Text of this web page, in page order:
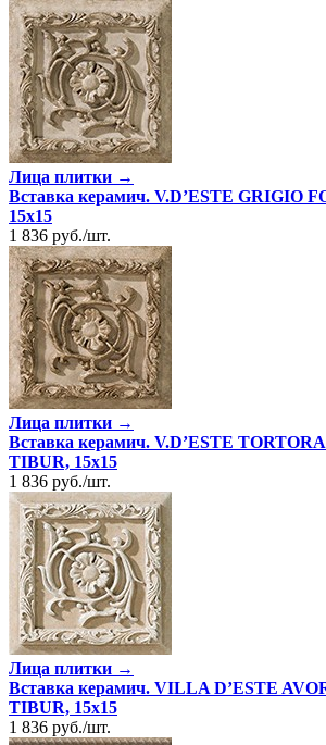
Лица плитки →
Вставка керамич. V.D’ESTE GRIGIO
15x15
1 836 руб./шт.
Лица плитки →
Вставка керамич. V.D’ESTE
TIBUR, 15x15
1 836 руб./шт.
Лица плитки →
Вставка керамич. VILLA D’ESTE
TIBUR, 15x15
1 836 руб./шт.